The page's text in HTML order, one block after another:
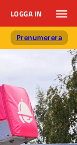
LOGGA IN
Prenumerera